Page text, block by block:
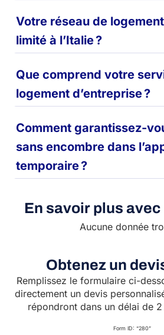
Votre réseau de
limité à l’Italie ?
Que comprend votre
logement d’entreprise ?
Comment garantissez-
sans encombre dans
temporaire ?
En savoir plus
Aucune donnée
Obtenez un
Remplissez le formulaire ci-
directement un devis
répondront dans un délai de
Form ID: “280”